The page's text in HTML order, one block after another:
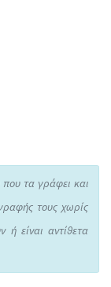
που τα γράφει και
τους χωρίς
ή είναι αντίθετα